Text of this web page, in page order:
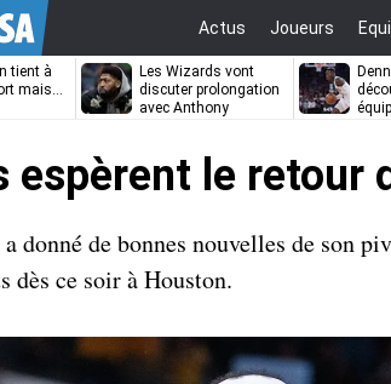
Actus Joueurs
tient à
mais…
Les Wizards vont
discuter prolongation
avec Anthony
espèrent le retour
donné de bonnes nouvelles de son
dès ce soir à Houston.